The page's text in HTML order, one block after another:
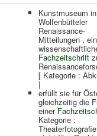
Kunstmuseum
Wolfenbütteler
Renaissance-
Mitteilungen ,
Fachzeitschrift
[ Kategorie :
|
erfüllt sie für
gleichzeitig die
einer
Kategorie :